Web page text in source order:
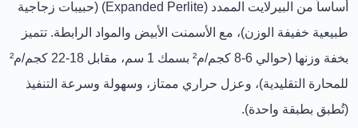
أساساً من البيرلايت الممدد (Expanded Perlite)
(حبيبات زجاجية
طبيعية خفيفة الوزن)، مع الأسمنت الأبيض والمواد الرابطة. تتميز
بخفة وزنها (حوالي 6-8 كجم/م²
بسمك 1 سم، مقابل 18-22 كجم/م²
للمحارة التقليدية)، وعزل حراري ممتاز، وسهولة وسرعة التنفيذ
(تُطبق بطبقة واحدة).